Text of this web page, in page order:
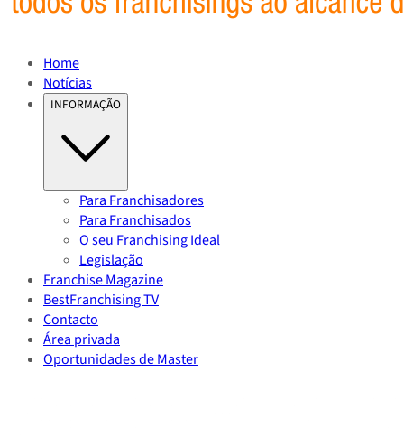
Home
Notícias
INFORMAÇÃO
Para Franchisadores
Para Franchisados
O seu Franchising Ideal
Legislação
Franchise Magazine
BestFranchising TV
Contacto
Área privada
Oportunidades de Master